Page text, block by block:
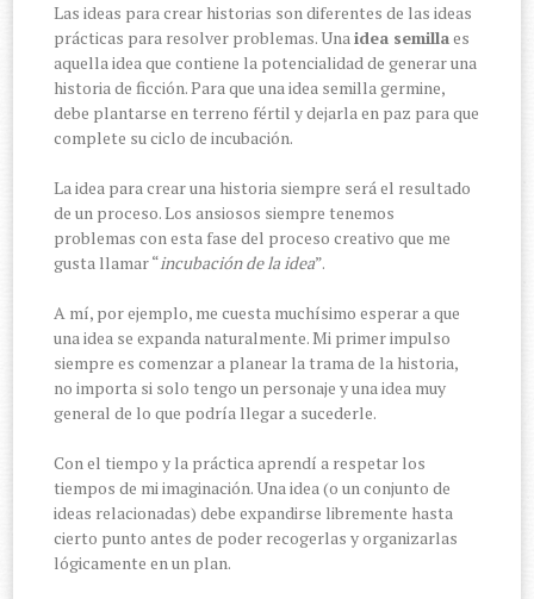
Las ideas para crear historias son diferentes de las ideas
prácticas para resolver problemas. Unaidea semillaes
aquella idea que contiene la potencialidad de generar una
historia de ficción. Para que una idea semilla germine,
debe plantarse en terreno fértil y dejarla en paz para que
complete su ciclo de incubación.
La idea para crear una historia siempre será el resultado
de un proceso. Los ansiosos siempre tenemos
problemas con esta fase del proceso creativo que me
gusta llamar “incubación de la idea”.
A mí, por ejemplo, me cuesta muchísimo esperar a que
una idea se expanda naturalmente. Mi primer impulso
siempre es comenzar a planear la trama de la historia,
no importa si solo tengo un personaje y una idea muy
general de lo que podría llegar a sucederle.
Con el tiempo y la práctica aprendí a respetar los
tiempos de mi imaginación. Una idea (o un conjunto de
ideas relacionadas) debe expandirse libremente hasta
cierto punto antes de poder recogerlas y organizarlas
lógicamente en un plan.